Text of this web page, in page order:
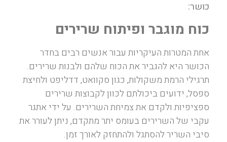
כושר:
כוח מוגבר ופיתוח שרירים
אחת המטרות העיקריות עבור אנשים רבים בחדר
הכושר היא להגביר את הכוח שלהם ולבנות שרירים.
תרגילי הרמת משקולות, כגון סקוואט, דדליפט ולחיצת
ספסל, ידועים ביכולתם לכוון לקבוצות שרירים
ספציפיות ולקדם את צמיחת השרירים. על ידי אתגר
עקבי של השרירים בעומס יתר מתקדם, ניתן לעורר את
סיבי השריר להסתגל ולהתחזק לאורך זמן.